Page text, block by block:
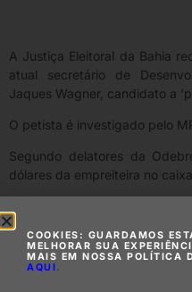
A Justiça Eleitoral da Bahia
atual secretário de
Jaques Wagner, candidato a
O petista é investigado pelo
Segundo delatores da
dólares da empreiteira no
COOKIES: GUARDAMOS
MELHORAR SUA
MAIS EM NOSSA POLÍTICA
AQUI.